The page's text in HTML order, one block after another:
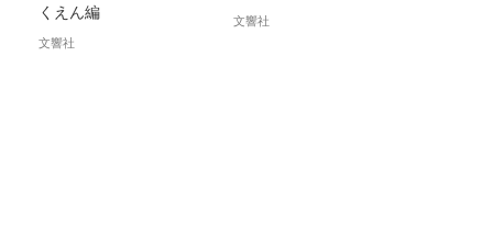
くえん編
文響社
文響社